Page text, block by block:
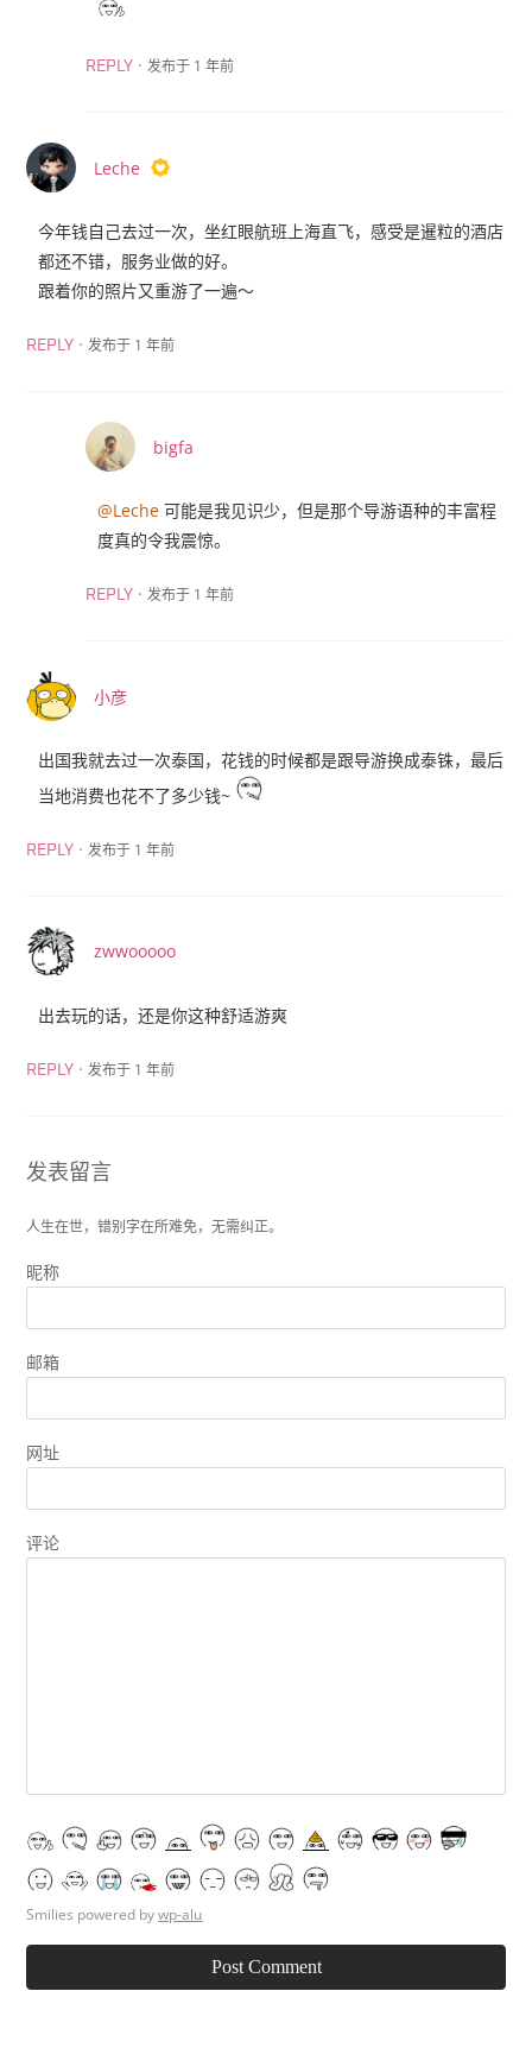
REPLY ·发布于 1 年前
Leche
今年钱自己去过一次，坐红眼航班上海直飞，感受是暹粒的酒店
都还不错，服务业做的好。
跟着你的照片又重游了一遍～
REPLY ·发布于 1 年前
bigfa
@Leche 可能是我见识少，但是那个导游语种的丰富程
度真的令我震惊。
REPLY ·发布于 1 年前
小彦
出国我就去过一次泰国，花钱的时候都是跟导游换成泰铢，最后
当地消费也花不了多少钱~
REPLY ·发布于 1 年前
zwwooooo
出去玩的话，还是你这种舒适游爽
REPLY ·发布于 1 年前
发表留言
人生在世，错别字在所难免，无需纠正。
昵称
邮箱
网址
评论
Smilies powered bywp-alu
Post Comment